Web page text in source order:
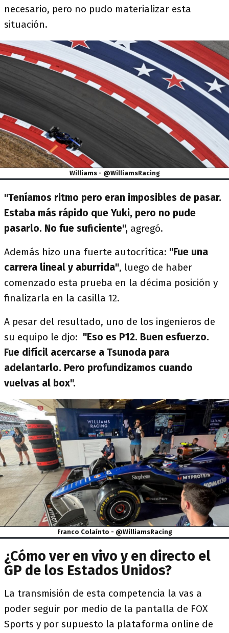
necesario, pero no pudo materializar esta
situación.
Williams - @WilliamsRacing
"Teníamos ritmo pero eran imposibles de pasar.
Estaba más rápido que Yuki, pero no pude
pasarlo. No fue suficiente", agregó.
Además hizo una fuerte autocrítica: "Fue una
carrera lineal y aburrida", luego de haber
comenzado esta prueba en la décima posición y
finalizarla en la casilla 12.
A pesar del resultado, uno de los ingenieros de
su equipo le djo: "Eso es P12. Buen esfuerzo.
Fue difícil acercarse a Tsunoda para
adelantarlo. Pero profundizamos cuando
vuelvas al box".
Franco Colaínto - @WilliamsRacing
¿Cómo ver en vivo y en directo el
GP de los Estados Unidos?
La transmisión de esta competencia la vas a
poder seguir por medio de la pantalla de FOX
Sports y por supuesto la plataforma online de